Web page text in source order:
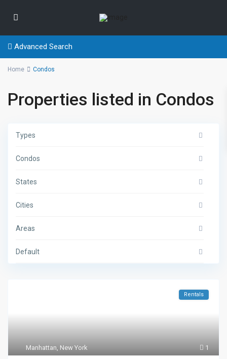
Advanced Search
Home Condos
Properties listed in Condos
Types
Condos
States
Cities
Areas
Default
1
Manhattan, New York
Rentals